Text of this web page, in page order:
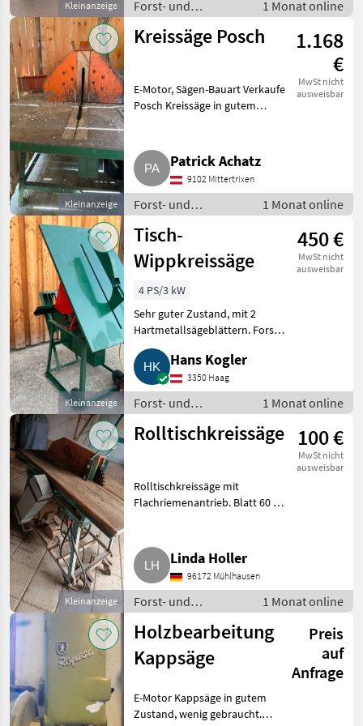
Kleinanzeige
un
Forst- und
Holztechnik /
Kreissägen
1 Monat online
Kleinanzeige
Kreissäge Posch
1.168
€
MwSt nicht
ausweisbar
E-Motor, Sägen-Bauart Verkaufe
Posch Kreissäge in gutem
auf Hackschnitzel. Forst- und
Holztechnik Kreissägen
Patrick Achatz
9102 Mittertrixen
Forst- und
Holztechnik /
Kreissägen
1 Monat online
Kleinanzeige
Tisch-
Wippkreissäge
450 €
MwSt nicht
ausweisbar
4 PS/3 kW
Sehr guter Zustand, mit 2
Hartmetallsägeblättern. Forst-
und Holztechnik Kreissägen
Hans Kogler
3350 Haag
Forst- und
Holztechnik /
Kreissägen
1 Monat online
Kleinanzeige
Rolltischkreissäge 100 €
MwSt nicht
ausweisbar
Rolltischkreissäge mit
Flachriemenantrieb. Blatt 60 cm
KreissägenLinda Holler
96172 Mühlhausen
Forst- und
Holztechnik /
Kreissägen
1 Monat online
Holzbearbeitung
Kappsäge
Preis
auf
Anfrage
E-Motor Kappsäge in gutem
Zustand, wenig gebraucht.